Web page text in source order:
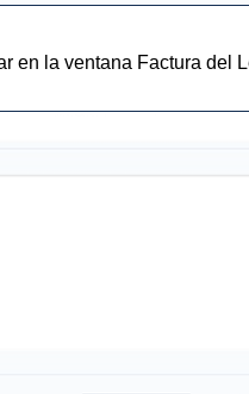
en la ventana Factura del